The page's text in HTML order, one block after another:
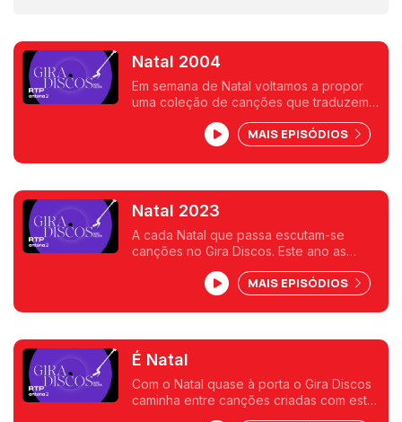
Natal 2004
Em semana de Natal voltamos a propor
uma coleção de canções que traduzem a
entre outros, nomes com os de Sufjan
Stevens, The Bird and The Bee, Fleet
Foxes ou Pop dell'Arte.
MAIS EPISÓDIOS
Natal 2023
A cada Natal que passa escutam-se
canções no Gira Discos. Este ano as
Goldfrapp, Clara Luciani, Metronomy, Pet
Shop Boys, Calexico e The Shins, entre
outros.
MAIS EPISÓDIOS
É Natal
Com o Natal quase à porta o Gira Discos
caminha entre canções criadas com esta